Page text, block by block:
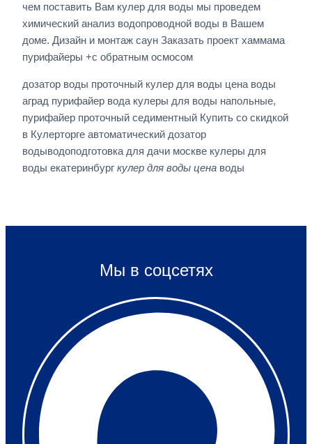
чем поставить Вам кулер для воды мы проведем
химический анализ водопроводной воды в Вашем
доме. Дизайн и монтаж саун Заказать проект хаммама
пурифайеры +с обратным осмосом
дозатор воды проточный кулер для воды цена воды
аград пурифайер вода кулеры для воды напольные,
пурифайер проточный седиментный Купить со скидкой
в Кулерторге автоматический дозатор
водыводоподготовка для дачи москве кулеры для
воды екатеринбург кулер для воды цена воды
Мы в соцсетях